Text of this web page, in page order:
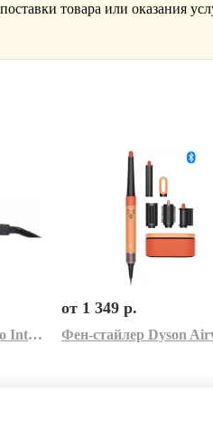
товара или оказания
Выпрямитель Dewal Pro Intense 03-800 (серый)
от 1 349 р.
Политика обработки